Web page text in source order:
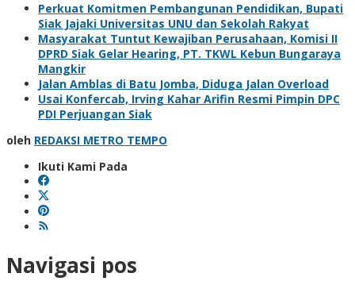
Perkuat Komitmen Pembangunan Pendidikan, Bupati
Siak Jajaki Universitas UNU dan Sekolah Rakyat
Masyarakat Tuntut Kewajiban Perusahaan, Komisi II
DPRD Siak Gelar Hearing, PT. TKWL Kebun Bungaraya
Mangkir
Jalan Amblas di Batu Jomba, Diduga Jalan Overload
Usai Konfercab, Irving Kahar Arifin Resmi Pimpin DPC
PDI Perjuangan Siak
oleh REDAKSI METRO TEMPO
Ikuti Kami Pada
Navigasi pos